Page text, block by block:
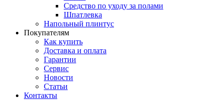
Средство по уходу за полами
Шпатлевка
Напольный плинтус
Покупателям
Как купить
Доставка и оплата
Гарантии
Сервис
Новости
Статьи
Контакты